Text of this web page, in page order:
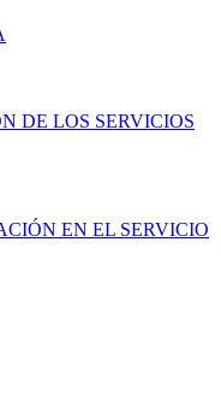
DE LOS SERVICIOS
EN EL SERVICIO